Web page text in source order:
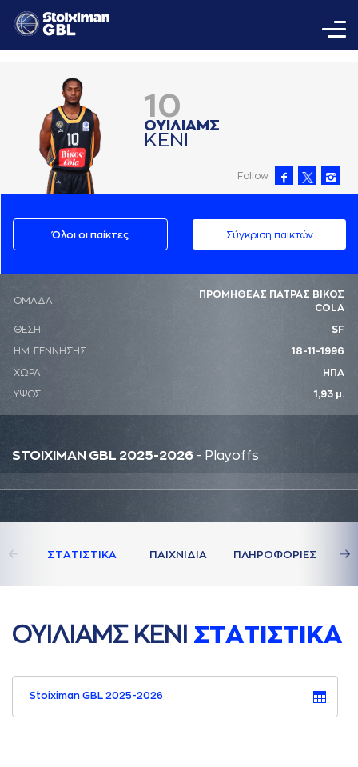
10
ΟΥΙΛΙAΜΣ
ΚΕΝΙ
Follow
Όλοι οι παίκτες Σύγκριση παικτών
ΟΜΑΔΑ
ΠΡΟΜΗΘΕΑΣ ΠΑΤΡΑΣ ΒΙΚΟΣ
COLA
ΘΕΣΗ SF
ΗΜ. ΓΕΝΝΗΣΗΣ 18-11-1996
ΧΩΡΑ ΗΠΑ
ΥΨΟΣ 1,93 μ.
STOIXIMAN GBL 2025-2026 - Playoffs
ΣΤAΤΙΣΤΙΚA ΠAΙΧΝΙΔΙA ΠΛΗΡΟΦΟΡΙΕΣ
ΟΥΙΛΙAΜΣ ΚΕΝΙ ΣΤAΤΙΣΤΙΚA
Stoiximan GBL 2025-2026